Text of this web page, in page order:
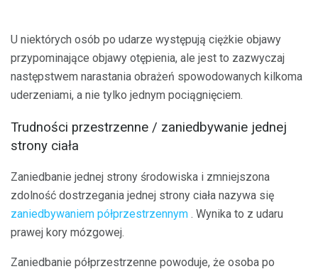
U niektórych osób po udarze występują ciężkie objawy
przypominające objawy otępienia, ale jest to zazwyczaj
następstwem narastania obrażeń spowodowanych kilkoma
uderzeniami, a nie tylko jednym pociągnięciem.
Trudności przestrzenne / zaniedbywanie jednej
strony ciała
Zaniedbanie jednej strony środowiska i zmniejszona
zdolność dostrzegania jednej strony ciała nazywa się
zaniedbywaniem półprzestrzennym . Wynika to z udaru
prawej kory mózgowej.
Zaniedbanie półprzestrzenne powoduje, że osoba po